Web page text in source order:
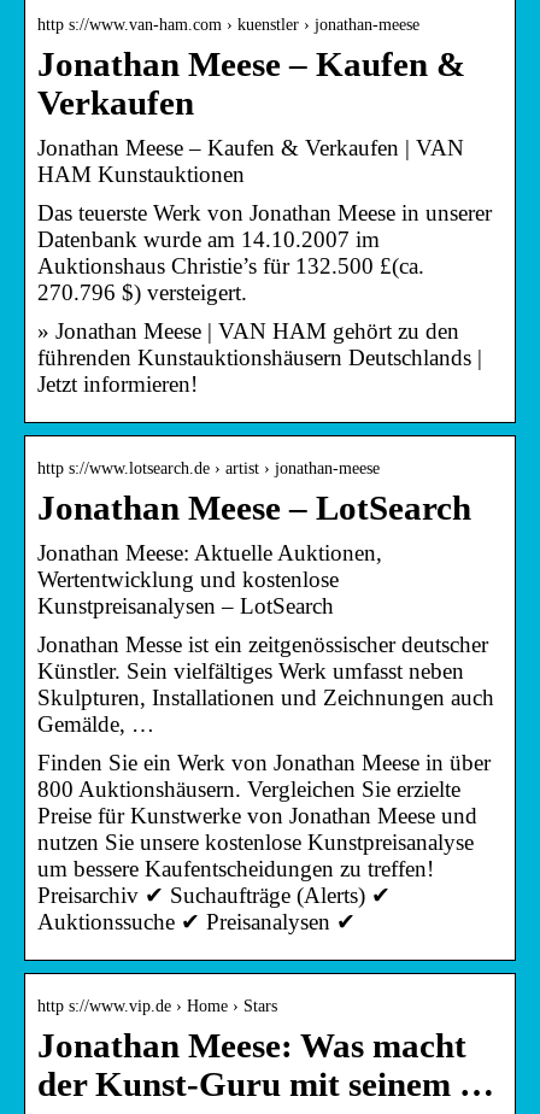
http s://www.van-ham.com › kuenstler › jonathan-meese
Jonathan Meese – Kaufen &
Verkaufen
Jonathan Meese – Kaufen & Verkaufen | VAN
HAM Kunstauktionen
Das teuerste Werk von Jonathan Meese in unserer
Datenbank wurde am 14.10.2007 im
Auktionshaus Christie’s für 132.500 £(ca.
270.796 $) versteigert.
» Jonathan Meese | VAN HAM gehört zu den
führenden Kunstauktionshäusern Deutschlands |
Jetzt informieren!
http s://www.lotsearch.de › artist › jonathan-meese
Jonathan Meese – LotSearch
Jonathan Meese: Aktuelle Auktionen,
Wertentwicklung und kostenlose
Kunstpreisanalysen – LotSearch
Jonathan Messe ist ein zeitgenössischer deutscher
Künstler. Sein vielfältiges Werk umfasst neben
Skulpturen, Installationen und Zeichnungen auch
Gemälde, …
Finden Sie ein Werk von Jonathan Meese in über
800 Auktionshäusern. Vergleichen Sie erzielte
Preise für Kunstwerke von Jonathan Meese und
nutzen Sie unsere kostenlose Kunstpreisanalyse
um bessere Kaufentscheidungen zu treffen!
Preisarchiv ✔ Suchaufträge (Alerts) ✔
Auktionssuche ✔ Preisanalysen ✔
http s://www.vip.de › Home › Stars
Jonathan Meese: Was macht
der Kunst-Guru mit seinem …